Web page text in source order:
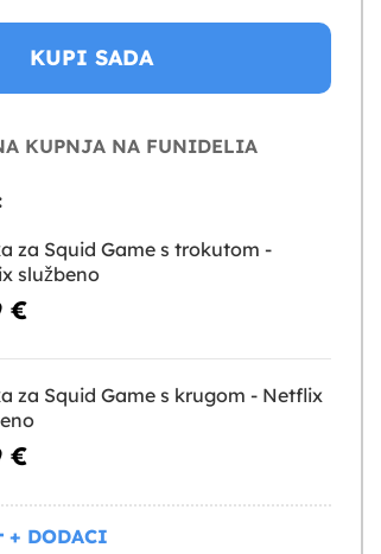
KUPI SADA
KUPNJA NA FUNIDELIA
za Squid Game s trokutom -
službeno
€
za Squid Game s krugom - Netflix
€
+ DODACI